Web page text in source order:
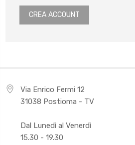
CREA ACCOUNT
Via Enrico Fermi 12
31038 Postioma - TV
Dal Lunedì al Venerdì
15.30 - 19.30